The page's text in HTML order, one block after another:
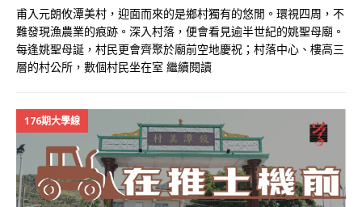
甫入元朗攸潭美村，迎面而來的是鄉村獨有的悠閒。環視四周，不
難發現漁農業的痕跡。深入村落，便會看見逾半世紀的姚聖母廟。
每逢姚聖母誕，村民更會齊聚於廟前空地慶祝；村落中心、樓高三
層的村公所，數個村民坐在室 繼續閱讀
176期大學線